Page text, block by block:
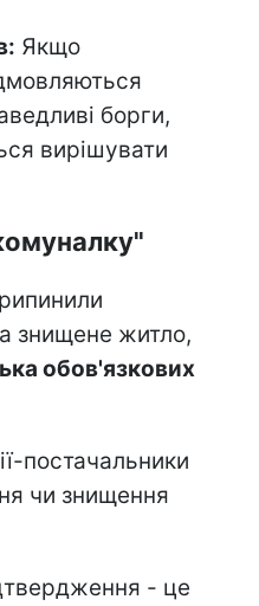
Якщо
борги,
вирішувати
знищене житло,
обов'язкових
постачальники
чи знищення
- це